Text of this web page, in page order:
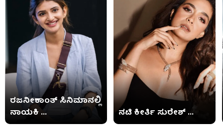
ರಜನೀಕಾಂತ್ ಸಿನಿಮಾನಲ್ಲಿ
ನಾಯಕಿ ...
ನಟಿ ಕೀರ್ತಿ ಸುರೇಶ್ ...